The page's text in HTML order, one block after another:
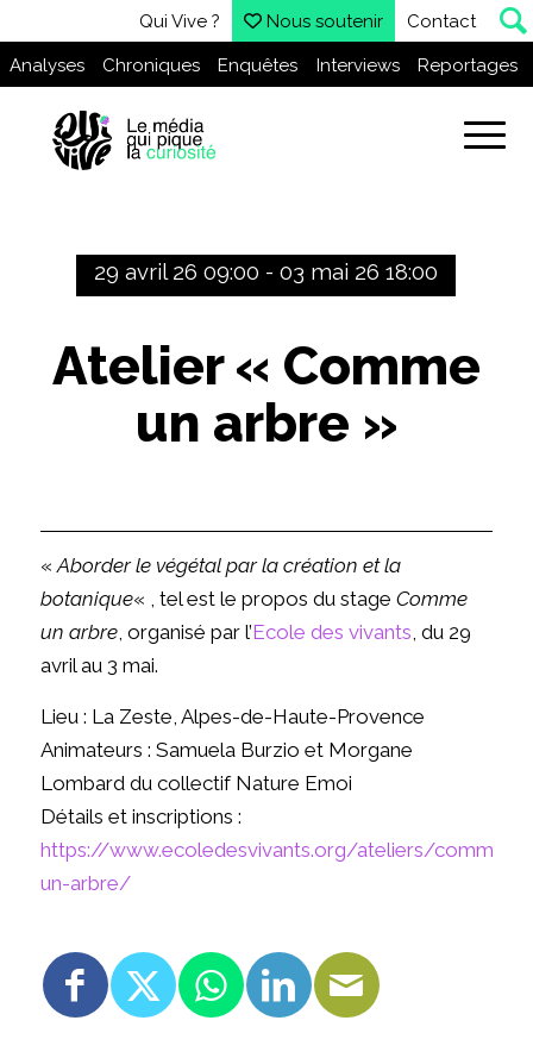
Qui Vive ? Nous soutenir Contact
Analyses Chroniques Enquêtes Interviews Reportages
29 avril 26 09:00 - 03 mai 26 18:00
Atelier « Comme
un arbre »
«Aborder le végétal par la création et la
botanique« , tel est le propos du stage Comme
un arbre, organisé par l’Ecole des vivants, du 29
avril au 3 mai.
Lieu : La Zeste, Alpes-de-Haute-Provence
Animateurs : Samuela Burzio et Morgane
Lombard du collectif Nature Emoi
Détails et inscriptions :
https://www.ecoledesvivants.org/ateliers/comme-
un-arbre/